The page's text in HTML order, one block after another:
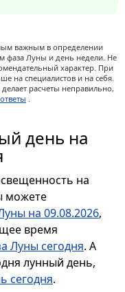
важным в определении
фаза Луны и день недели. Не
характер. При
на специалистов и на себя.
расчеты неправильно,
.
день на
на
можете
на 09.08.2026,
время
Луны сегодня. А
лунный день,
сегодня.